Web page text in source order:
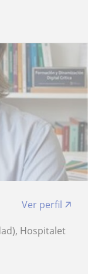
Ver perfil
Hospitalet